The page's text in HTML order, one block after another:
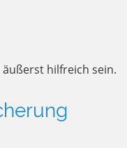
hilfreich sein.